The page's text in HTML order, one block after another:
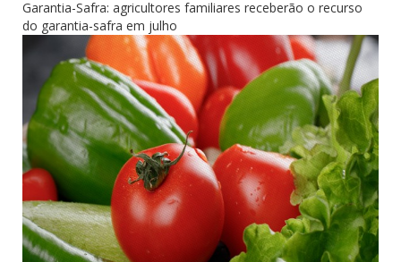
Garantia-Safra: agricultores familiares receberão o recurso
do garantia-safra em julho